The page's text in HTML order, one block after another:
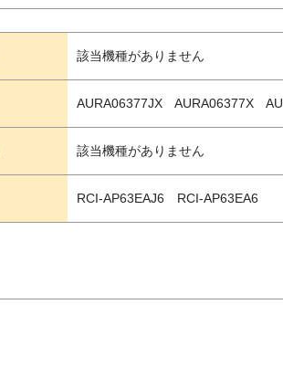
該当機種がありません
AURA06377JX AURA06377X
該当機種がありません
RCI-AP63EAJ6 RCI-AP63EA6